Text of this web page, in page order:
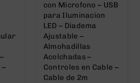
con Microfono – USB
para Iluminacion
LED – Diadema
Ajustable –
Almohadillas
Acolchadas –
Controles en Cable –
Cable de 2m